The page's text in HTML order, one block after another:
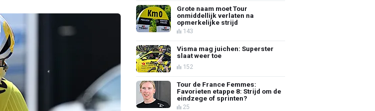
Grote naam moet Tour
onmiddellijk verlaten na
opmerkelijke strijd
143
Visma mag juichen: Superster
slaat weer toe
152
Tour de France Femmes:
Favorieten etappe 8: Strijd om de
eindzege of sprinten?
25